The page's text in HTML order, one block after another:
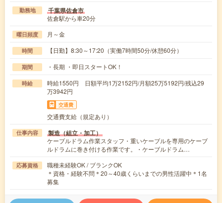
勤務地 千葉県佐倉市
佐倉駅から車20分
曜日頻度 月～金
時間 【日勤】8:30～17:20（実働7時間50分/休憩60分）
期間 ・長期 ・即日スタートOK！
時給
時給1550円 日額平均1万2152円/月額25万5192円/残込29
万3942円
交通費
交通費支給（規定あり）
仕事内容 製造（組立・加工）
ケーブルドラム作業スタッフ・重いケーブルを専用のケーブ
ルドラムに巻き付ける作業です。・ケーブルドラム…
応募資格
職種未経験OK / ブランクOK
＊資格・経験不問＊20～40歳くらいまでの男性活躍中＊1名
募集